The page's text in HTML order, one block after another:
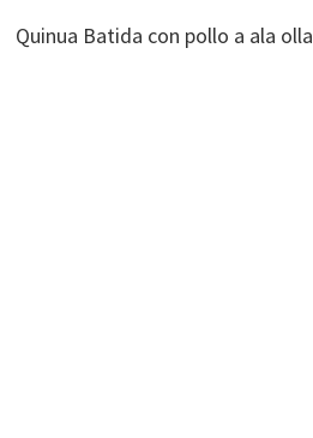
Quinua Batida con pollo a ala olla